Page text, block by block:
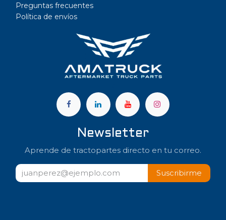
Preguntas frecuentes
Política de envíos
Newsletter
Aprende de tractopartes directo en tu correo.
Suscribir​​me